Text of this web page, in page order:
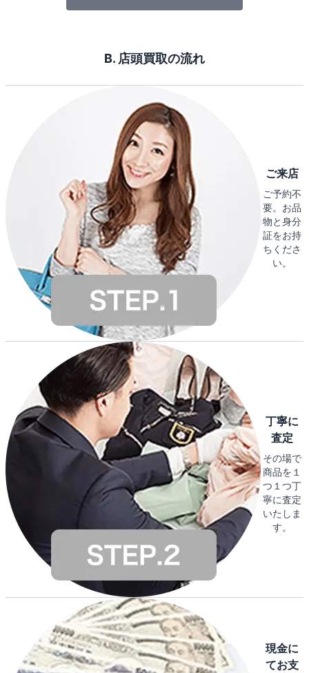
B. 店頭買取の流れ
ご来店
ご予約不
要。お品
物と身分
証をお持
ちくださ
い。
丁寧に
査定
その場で
商品を１
つ１つ丁
寧に査定
いたしま
す。
現金に
てお支